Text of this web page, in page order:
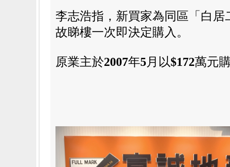
李志浩指，新買家為同區「白居
故睇樓一次即決定購入。
原業主於2007年5月以$172萬元